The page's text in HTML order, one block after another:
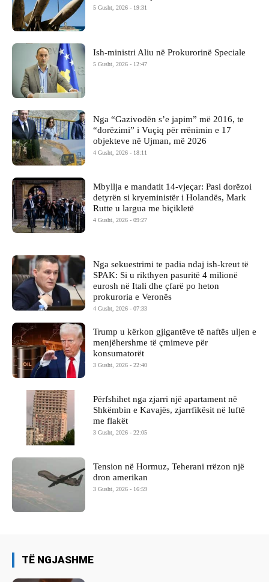
5 Gusht, 2026 - 19:31
Ish-ministri ​Aliu në Prokurorinë Speciale
5 Gusht, 2026 - 12:47
Nga “Gazivodën s’e japim” më 2016, te
“dorëzimi” i Vuçiq për rrënimin e 17
objekteve në Ujman, më 2026
4 Gusht, 2026 - 18:11
Mbyllja e mandatit 14-vjeçar: Pasi dorëzoi
detyrën si kryeministër i Holandës, Mark
Rutte u largua me biçikletë
4 Gusht, 2026 - 09:27
Nga sekuestrimi te padia ndaj ish-kreut të
SPAK: Si u rikthyen pasuritë 4 milionë
eurosh në Itali dhe çfarë po heton
prokuroria e Veronës
4 Gusht, 2026 - 07:33
Trump u kërkon gjigantëve të naftës uljen e
menjëhershme të çmimeve për
konsumatorët
3 Gusht, 2026 - 22:40
Përfshihet nga zjarri një apartament në
Shkëmbin e Kavajës, zjarrfikësit në luftë
me flakët
3 Gusht, 2026 - 22:05
Tension në Hormuz, Teherani rrëzon një
dron amerikan
3 Gusht, 2026 - 16:59
TË NGJASHME